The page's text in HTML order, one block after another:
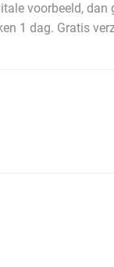
voorbeeld,
1 dag. Gratis